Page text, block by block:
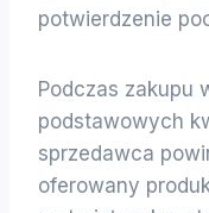
potwierdzenie
Podczas zakupu
podstawowych
sprzedawca
oferowany